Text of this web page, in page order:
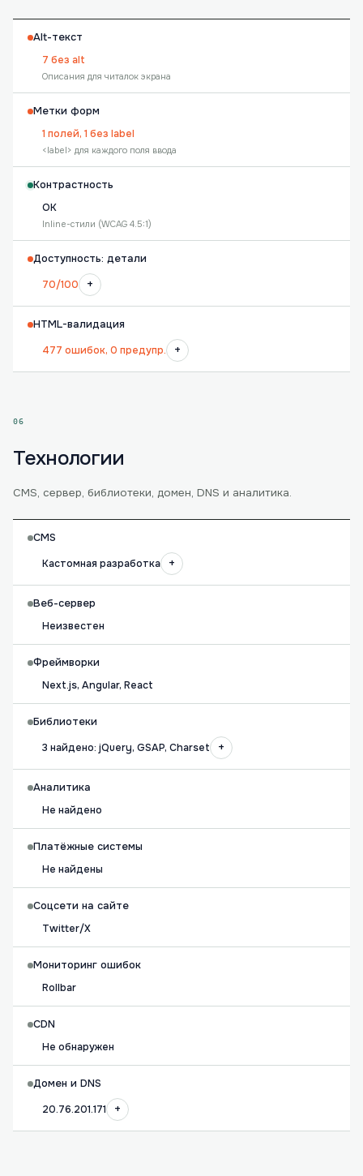
Alt-текст
7 без alt
Описания для читалок экрана
Метки форм
1 полей, 1 без label
<label> для каждого поля ввода
Контрастность
OK
Inline-стили (WCAG 4.5:1)
Доступность: детали
70/100
+
HTML-валидация
477 ошибок, 0 предупр.
+
06
Технологии
CMS, сервер, библиотеки, домен, DNS и аналитика.
CMS
Кастомная разработка
+
Веб-сервер
Неизвестен
Фреймворки
Next.js, Angular, React
Библиотеки
3 найдено: jQuery, GSAP, Charset
+
Аналитика
Не найдено
Платёжные системы
Не найдены
Соцсети на сайте
Twitter/X
Мониторинг ошибок
Rollbar
CDN
Не обнаружен
Домен и DNS
20.76.201.171
+